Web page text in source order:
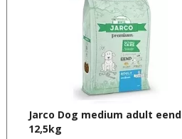
Jarco Dog medium adult eend
12,5kg